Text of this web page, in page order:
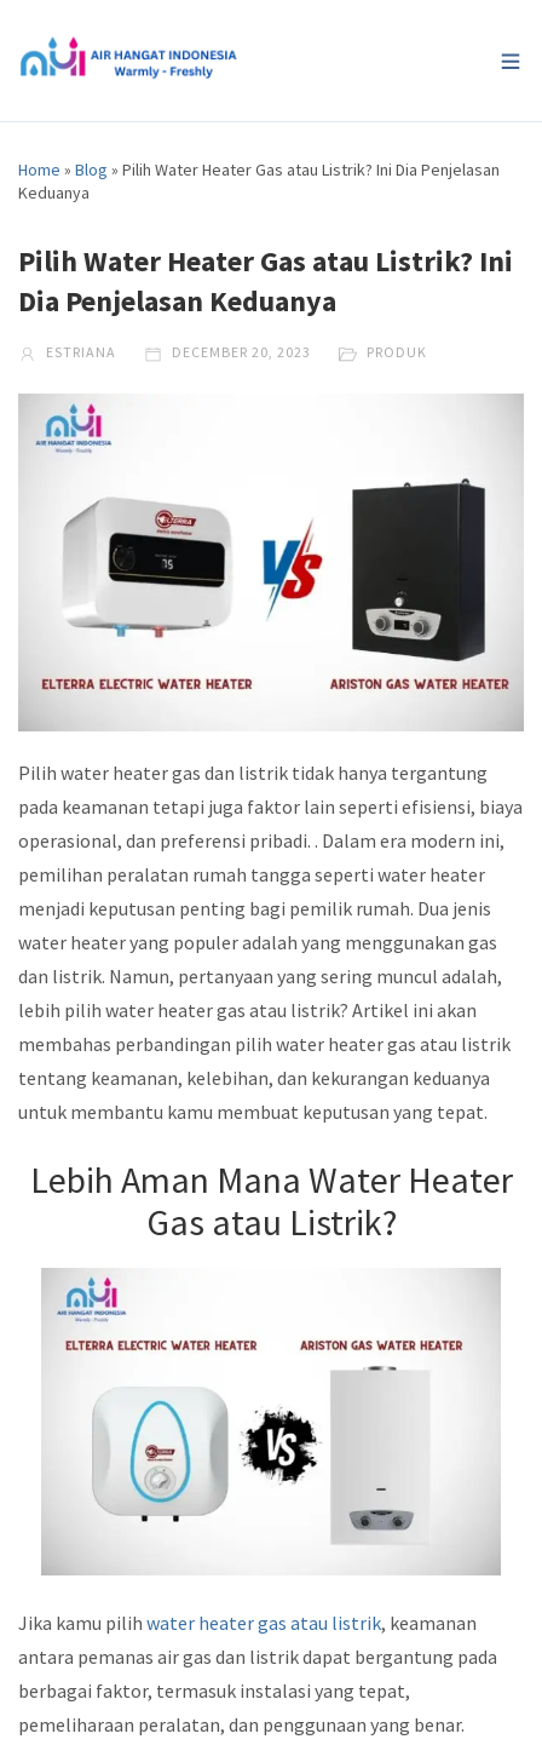
Home » Blog » Pilih Water Heater Gas atau Listrik? Ini Dia Penjelasan
Keduanya
Pilih Water Heater Gas atau Listrik? Ini
Dia Penjelasan Keduanya
ESTRIANA DECEMBER 20, 2023 PRODUK
Pilih water heater gas dan listrik tidak hanya tergantung
pada keamanan tetapi juga faktor lain seperti efisiensi, biaya
operasional, dan preferensi pribadi. . Dalam era modern ini,
pemilihan peralatan rumah tangga seperti water heater
menjadi keputusan penting bagi pemilik rumah. Dua jenis
water heater yang populer adalah yang menggunakan gas
dan listrik. Namun, pertanyaan yang sering muncul adalah,
lebih pilih water heater gas atau listrik? Artikel ini akan
membahas perbandingan pilih water heater gas atau listrik
tentang keamanan, kelebihan, dan kekurangan keduanya
untuk membantu kamu membuat keputusan yang tepat.
Lebih Aman Mana Water Heater
Gas atau Listrik?
Jika kamu pilih water heater gas atau listrik, keamanan
antara pemanas air gas dan listrik dapat bergantung pada
berbagai faktor, termasuk instalasi yang tepat,
pemeliharaan peralatan, dan penggunaan yang benar.